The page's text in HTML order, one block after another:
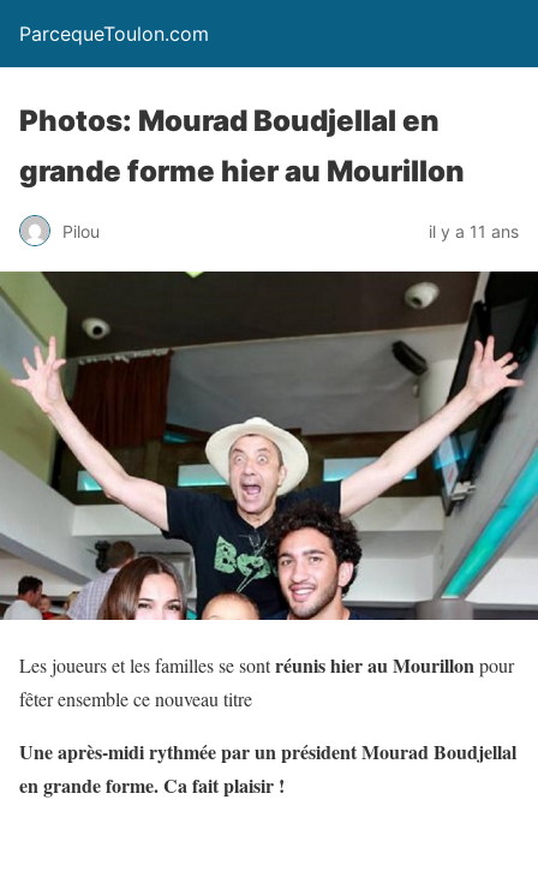
ParcequeToulon.com
Photos: Mourad Boudjellal en
grande forme hier au Mourillon
Pilou il y a 11 ans
Les joueurs et les familles se sontréunis hier au Mourillonpour
fêter ensemble ce nouveau titre
Une après-midi rythmée par un président Mourad Boudjellal
en grande forme. Ca fait plaisir !